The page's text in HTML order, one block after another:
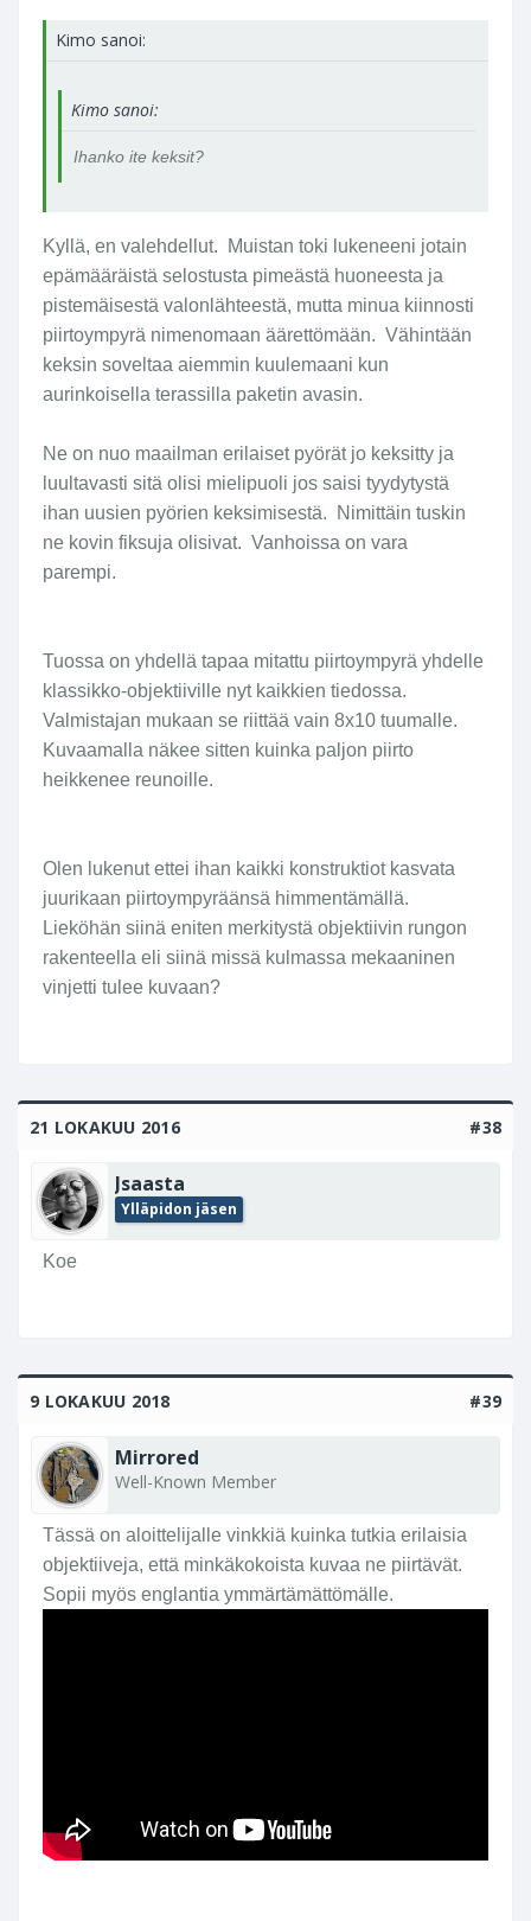
lukeman mitasta. Ero keskikohtaan oli 15cm joten
Tämän jälkeen sama aukolla 64, joka on pienin
Kimo sanoi:
Kimo sanoi:
Ihanko ite keksit?
Kyllä, en valehdellut. Muistan toki lukeneeni jotain
epämääräistä selostusta pimeästä huoneesta ja
pistemäisestä valonlähteestä, mutta minua kiinnosti
piirtoympyrä nimenomaan äärettömään. Vähintään
keksin soveltaa aiemmin kuulemaani kun
aurinkoisella terassilla paketin avasin.
Ne on nuo maailman erilaiset pyörät jo keksitty ja
luultavasti sitä olisi mielipuoli jos saisi tyydytystä
ihan uusien pyörien keksimisestä. Nimittäin tuskin
ne kovin fiksuja olisivat. Vanhoissa on vara
parempi.
Tuossa on yhdellä tapaa mitattu piirtoympyrä yhdelle
klassikko-objektiiville nyt kaikkien tiedossa.
Valmistajan mukaan se riittää vain 8x10 tuumalle.
Kuvaamalla näkee sitten kuinka paljon piirto
heikkenee reunoille.
Olen lukenut ettei ihan kaikki konstruktiot kasvata
juurikaan piirtoympyräänsä himmentämällä.
Lieköhän siinä eniten merkitystä objektiivin rungon
rakenteella eli siinä missä kulmassa mekaaninen
vinjetti tulee kuvaan?
21 LOKAKUU 2016 #38
Jsaasta
Ylläpidon jäsen
Koe
9 LOKAKUU 2018 #39
Mirrored
Well-Known Member
Tässä on aloittelijalle vinkkiä kuinka tutkia erilaisia
objektiiveja, että minkäkokoista kuvaa ne piirtävät.
Sopii myös englantia ymmärtämättömälle.